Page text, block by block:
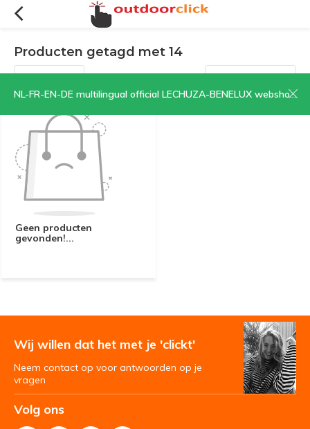
NL-FR-EN-DE multilingual official LECHUZA-BENELUX webshop | CLICK HERE NOW!
Producten getagd met 14
Filters Sorteren op:
Geen producten
gevonden!...
Wij willen dat het met je 'clickt'
Neem contact op voor antwoorden op je
vragen
Volg ons